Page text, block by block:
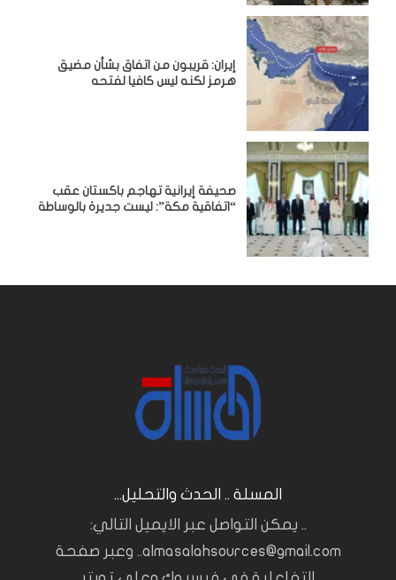
إيران: قريبون من اتفاق بشأن مضيق
هرمز لكنه ليس كافيا لفتحه
صحيفة إيرانية تهاجم باكستان عقب
“اتفاقية مكة”: ليست جديرة بالوساطة
المسلة .. الحدث والتحليل...
.. يمكن التواصل عبر الايميل التالي:
almasalahsources@gmail.com.. وعبر صفحة